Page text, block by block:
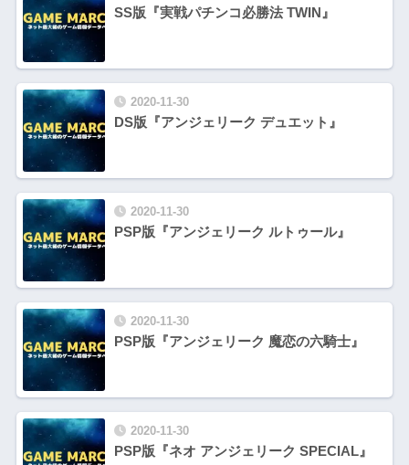
SS版『実戦パチンコ必勝法 TWIN』
2020-11-30
DS版『アンジェリーク デュエット』
2020-11-30
PSP版『アンジェリーク ルトゥール』
2020-11-30
PSP版『アンジェリーク 魔恋の六騎士』
2020-11-30
PSP版『ネオ アンジェリーク SPECIAL』